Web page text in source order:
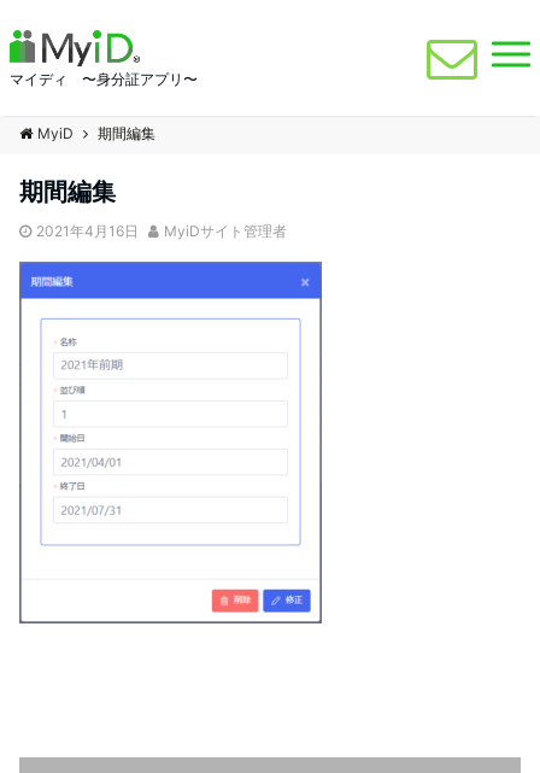
マイディ 〜身分証アプリ〜
MyiD 期間編集
期間編集
2021年4月16日 MyiDサイト管理者